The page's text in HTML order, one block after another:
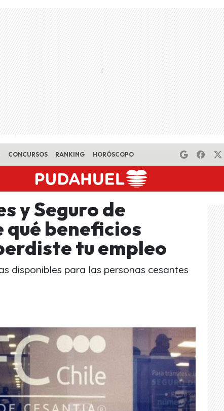
CONCURSOS RANKING HORÓSCOPO
y Seguro de
qué beneficios
tu empleo
disponibles para las personas cesantes